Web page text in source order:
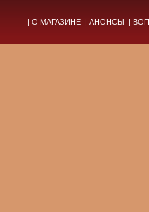
| О МАГАЗИНЕ | АНОНСЫ |